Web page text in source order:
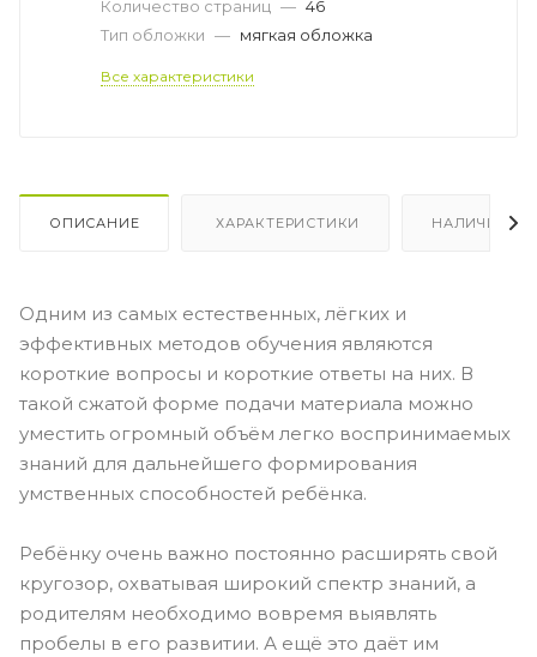
Количество страниц — 46
Тип обложки — мягкая обложка
Все характеристики
ОПИСАНИЕ ХАРАКТЕРИСТИКИ НАЛИЧИЕ
Одним из самых естественных, лёгких и
эффективных методов обучения являются
короткие вопросы и короткие ответы на них. В
такой сжатой форме подачи материала можно
уместить огромный объём легко воспринимаемых
знаний для дальнейшего формирования
умственных способностей ребёнка.
Ребёнку очень важно постоянно расширять свой
кругозор, охватывая широкий спектр знаний, а
родителям необходимо вовремя выявлять
пробелы в его развитии. А ещё это даёт им